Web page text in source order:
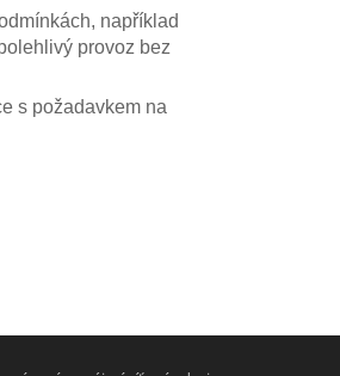
například
provoz bez
s požadavkem na